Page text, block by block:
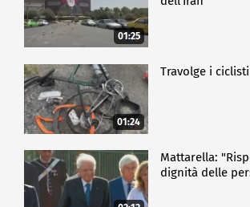
01:25
01:24
Travolge i
Mattarella:
dignità delle